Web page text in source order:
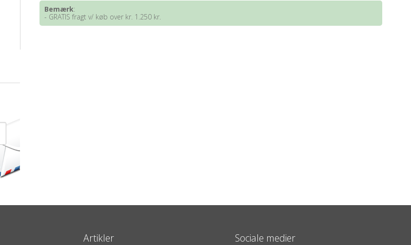
Bemærk:
- GRATIS fragt v/ køb over kr. 1.250 kr.
Artikler Sociale medier